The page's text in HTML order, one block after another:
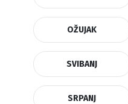
OŽUJAK
SVIBANJ
SRPANJ